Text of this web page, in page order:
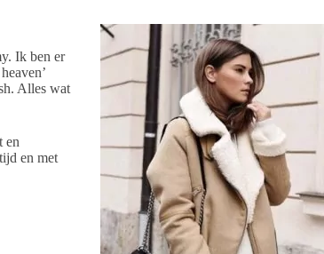
Ik ben er
Alles wat
en
en met